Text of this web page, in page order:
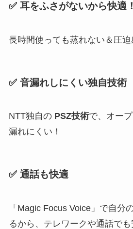
✅ 耳をふさがないから快適！
長時間使っても蒸れない＆圧
✅ 音漏れしにくい独自技術
NTT独自の PSZ技術で、オー
漏れにくい！
✅ 通話も快適
「Magic Focus Voice」で自分
るから、テレワークや通話で